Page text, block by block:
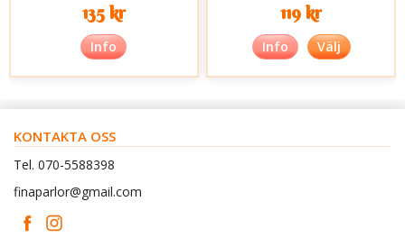
135 kr
Info
119 kr
Info Välj
KONTAKTA OSS
Tel. 070-5588398
finaparlor@gmail.com